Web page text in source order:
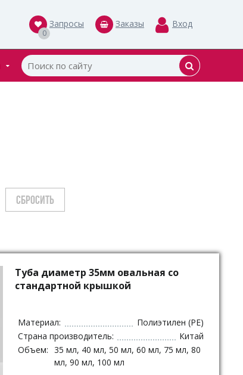
0
Запросы Заказы Вход
Туба диаметр 35мм овальная со
стандартной крышкой
Материал:
Полиэтилен (PE)
Страна производитель:
Китай
Объем: 35 мл, 40 мл, 50 мл, 60 мл, 75 мл, 80
мл, 90 мл, 100 мл